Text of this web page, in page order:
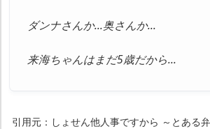
ダンナさんか…奥さんか…
来海ちゃんはまだ5歳だから…
引用元：しょせん他人事ですから ～とある